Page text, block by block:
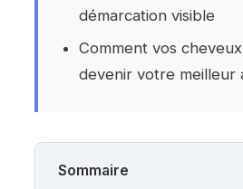
démarcation visible
Comment vos
devenir votre meilleur
Sommaire